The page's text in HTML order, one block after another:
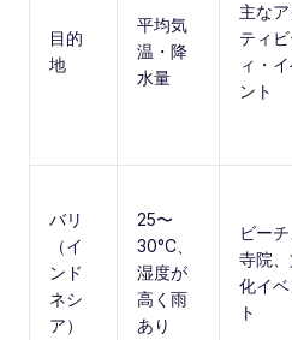
目的
地
平均気
温・降
水量
主なア
ティ
ィ・
ント
バリ
（イ
ンド
ネシ
ア）
25〜
30°C、
湿度が
高く雨
あり
ビーチ
寺院、
化イベ
ト